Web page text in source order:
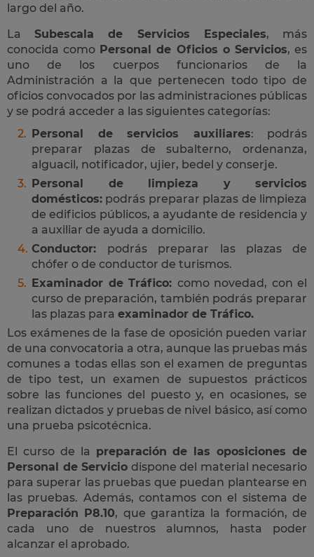
largo del año.
LaSubescala de Servicios Especiales, más
conocida como Personal de Oficios o Servicios, es
uno de los cuerpos funcionarios de la
Administración a la que pertenecen todo tipo de
oficios convocados por las administraciones públicas
y se podrá acceder a las siguientes categorías:
Personal de servicios auxiliares: podrás
preparar plazas de subalterno, ordenanza,
alguacil, notificador, ujier, bedel y conserje.
Personal de limpieza y servicios
domésticos: podrás preparar plazas de limpieza
de edificios públicos, a ayudante de residencia y
a auxiliar de ayuda a domicilio.
Conductor: podrás preparar las plazas de
chófer o de conductor de turismos.
Examinador de Tráfico: como novedad, con el
curso de preparación, también podrás preparar
las plazas para examinador de Tráfico.
Los exámenes de la fase de oposición pueden variar
de una convocatoria a otra, aunque las pruebas más
comunes a todas ellas son el examen de preguntas
de tipo test, un examen de supuestos prácticos
sobre las funciones del puesto y, en ocasiones, se
realizan dictados y pruebas de nivel básico, así como
una prueba psicotécnica.
El curso de la preparación de las oposiciones de
Personal de Servicio dispone del material necesario
para superar las pruebas que puedan plantearse en
las pruebas. Además, contamos con el sistema de
Preparación P8.10, que garantiza la formación, de
cada uno de nuestros alumnos, hasta poder
alcanzar el aprobado.